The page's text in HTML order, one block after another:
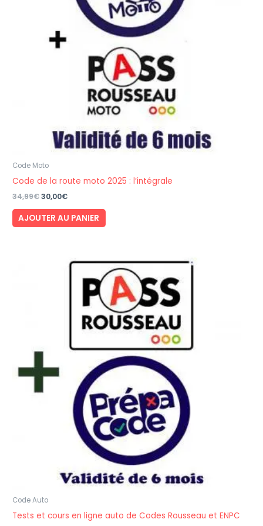
Code Moto
Code de la route moto 2025 : l’intégrale
34,99€Le
initial
était :
30,00€Le
actuel
est :
AJOUTER AU PANIER
Code Auto
Tests et cours en ligne auto de Codes Rousseau et ENPC